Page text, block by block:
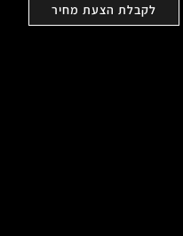
לקבלת הצעת מחיר